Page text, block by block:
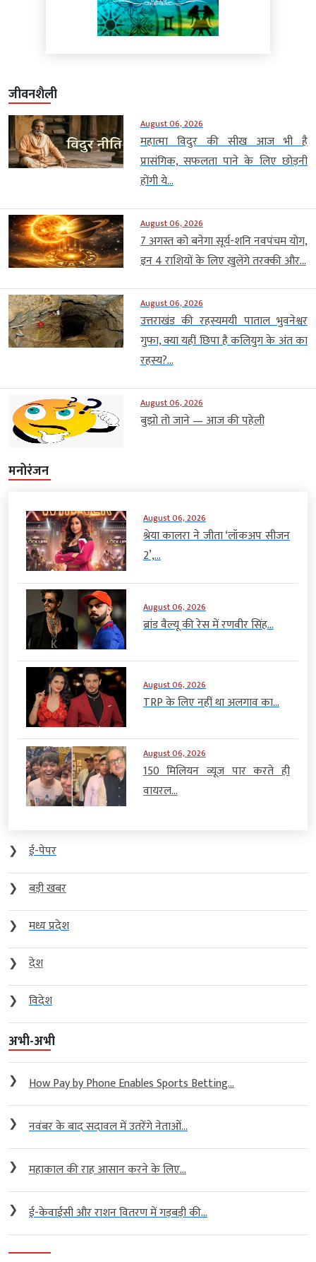
जीवनशैली
August 06, 2026
महात्मा विदुर की सीख आज भी है
प्रासंगिक, सफलता पाने के लिए छोड़नी
होंगी ये...
August 06, 2026
7 अगस्त को बनेगा सूर्य-शनि नवपंचम योग,
इन 4 राशियों के लिए खुलेंगे तरक्की और...
August 06, 2026
उत्तराखंड की रहस्यमयी पाताल भुवनेश्वर
गुफा, क्या यहीं छिपा है कलियुग के अंत का
रहस्य?...
August 06, 2026
बुझो तो जाने — आज की पहेली
मनोरंजन
August 06, 2026
श्रेया कालरा ने जीता ‘लॉकअप सीजन
2’,...
August 06, 2026
ब्रांड वैल्यू की रेस में रणवीर सिंह...
August 06, 2026
TRP के लिए नहीं था अलगाव का...
August 06, 2026
150 मिलियन व्यूज पार करते ही
वायरल...
❯
ई-पेपर
❯
बड़ी खबर
❯
मध्य प्रदेश
❯
देश
❯
विदेश
अभी-अभी
❯ How Pay by Phone Enables Sports Betting...
❯ नवंबर के बाद सदावल में उतरेंगे नेताओं...
❯ महाकाल की राह आसान करने के लिए...
❯ ई-केवाईसी और राशन वितरण में गड़बड़ी की...